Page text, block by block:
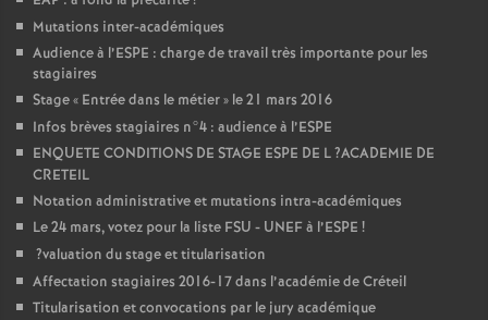
Mutations inter-académiques
Audience à l’ESPE : charge de travail très importante pour les
stagiaires
Stage « Entrée dans le métier» le 21 mars 2016
Infos brèves stagiaires n°4 : audience à l’ESPE
ENQUETE CONDITIONS DE STAGE ESPE DE L?ACADEMIE DE
CRETEIL
Notation administrative et mutations intra-académiques
Le 24 mars, votez pour la liste FSU - UNEFà l’ESPE !
?valuation du stage et titularisation
Affectation stagiaires 2016-17 dans l’académie de Créteil
Titularisation et convocations par le jury académique